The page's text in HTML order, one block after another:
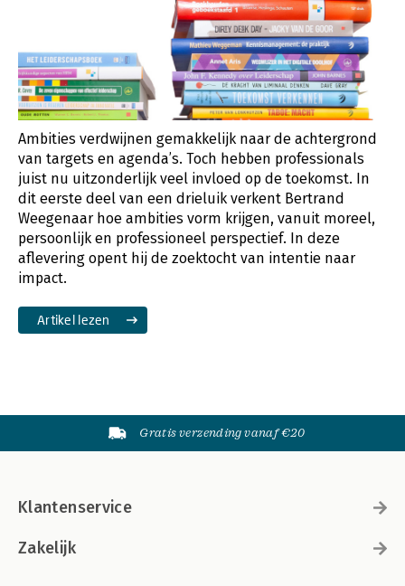
Ambities verdwijnen gemakkelijk naar de achtergrond
van targets en agenda’s. Toch hebben professionals
juist nu uitzonderlijk veel invloed op de toekomst. In
dit eerste deel van een drieluik verkent Bertrand
Weegenaar hoe ambities vorm krijgen, vanuit moreel,
persoonlijk en professioneel perspectief. In deze
aflevering opent hij de zoektocht van intentie naar
impact.
Artikel lezen
Gratis verzending vanaf €20
Klantenservice
Zakelijk